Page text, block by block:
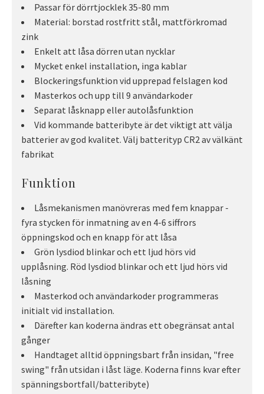
Passar för dörrtjocklek 35-80 mm
Material: borstad rostfritt stål, mattförkromad
zink
Enkelt att låsa dörren utan nycklar
Mycket enkel installation, inga kablar
Blockeringsfunktion vid upprepad felslagen kod
Masterkos och upp till 9 användarkoder
Separat låsknapp eller autolåsfunktion
Vid kommande batteribyte är det viktigt att välja
batterier av god kvalitet. Välj batterityp CR2 av välkänt
fabrikat
Funktion
Låsmekanismen manövreras med fem knappar -
fyra stycken för inmatning av en 4-6 siffrors
öppningskod och en knapp för att låsa
Grön lysdiod blinkar och ett ljud hörs vid
upplåsning. Röd lysdiod blinkar och ett ljud hörs vid
låsning
Masterkod och användarkoder programmeras
initialt vid installation.
Därefter kan koderna ändras ett obegränsat antal
gånger
Handtaget alltid öppningsbart från insidan, "free
swing" från utsidan i låst läge. Koderna finns kvar efter
spänningsbortfall/batteribyte)